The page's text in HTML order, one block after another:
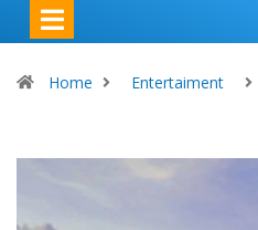
Home Entertaiment